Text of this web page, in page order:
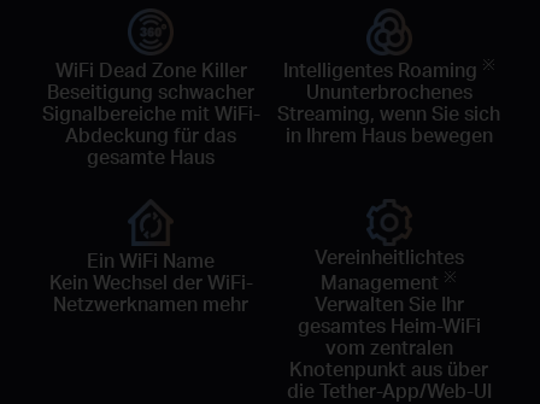
WiFi Dead Zone Killer
Beseitigung schwacher
Signalbereiche mit WiFi-
Abdeckung für das
gesamte Haus
Intelligentes Roaming ※
Ununterbrochenes
Streaming, wenn Sie sich
in Ihrem Haus bewegen
Ein WiFi Name
Kein Wechsel der WiFi-
Netzwerknamen mehr
Vereinheitlichtes
Management ※
Verwalten Sie Ihr
gesamtes Heim-WiFi
vom zentralen
Knotenpunkt aus über
die Tether-App/Web-UI